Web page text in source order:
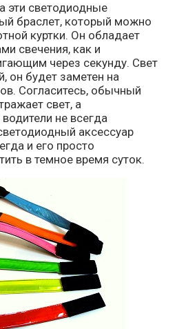
эти светодиодные
браслет, который можно
куртки. Он обладает
свечения, как и
через секунду. Свет
он будет заметен на
Согласитесь, обычный
свет, а
не всегда
аксессуар
и его просто
в темное время суток.